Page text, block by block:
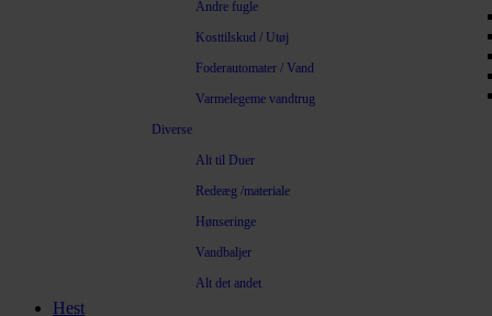
Andre fugle
Kosttilskud / Utøj
Foderautomater / Vand
Varmelegeme vandtrug
Diverse
Alt til Duer
Redeæg /materiale
Hønseringe
Vandbaljer
Alt det andet
Hest